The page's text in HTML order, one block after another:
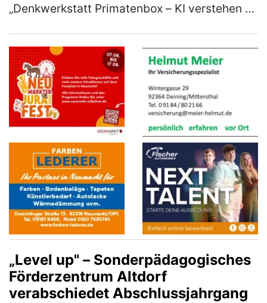
„Denkwerkstatt Primatenbox – KI verstehen &
(mehr)
„Level up" – Sonderpädagogisches
Förderzentrum Altdorf
verabschiedet Abschlussjahrgang